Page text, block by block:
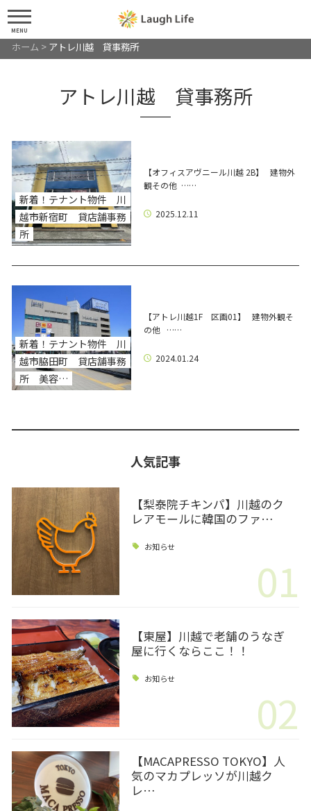
MENU
ホーム > アトレ川越 貸事務所
アトレ川越 貸事務所
新着！テナント物件 川
越市新宿町 貸店舗事務
所
【オフィスアヴニール川越 2B】 建物外
観その他 ……
2025.12.11
新着！テナント物件 川
越市脇田町 貸店舗事務
所 美容…
【アトレ川越1F 区画01】 建物外観そ
の他 ……
2024.01.24
人気記事
【梨泰院チキンパ】川越のク
レアモールに韓国のファ…
お知らせ
01
【東屋】川越で老舗のうなぎ
屋に行くならここ！！
お知らせ
02
【MACAPRESSO TOKYO】人
気のマカプレッソが川越ク
レ…